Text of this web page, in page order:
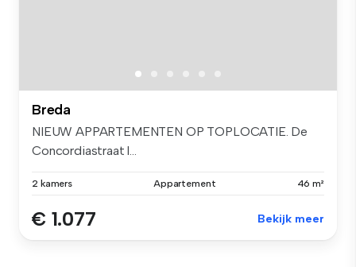
Breda
NIEUW APPARTEMENTEN OP TOPLOCATIE. De
Concordiastraat l...
2 kamers Appartement 46 m²
€ 1.077 Bekijk meer